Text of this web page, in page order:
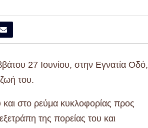
27 Ιουνίου, στην Εγνατία Οδό,
του.
στο ρεύμα κυκλοφορίας προς
της πορείας του και